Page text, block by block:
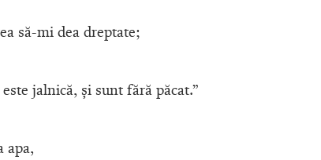
să-mi dea dreptate;
jalnică, şi sunt fără păcat.”
apa,